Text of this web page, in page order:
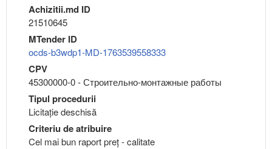
Achizitii.md ID
21510645
MTender ID
ocds-b3wdp1-MD-1763539558333
CPV
45300000-0 - Строительно-монтажные работы
Tipul procedurii
Licitație deschisă
Criteriu de atribuire
Cel mai bun raport preț - calitate